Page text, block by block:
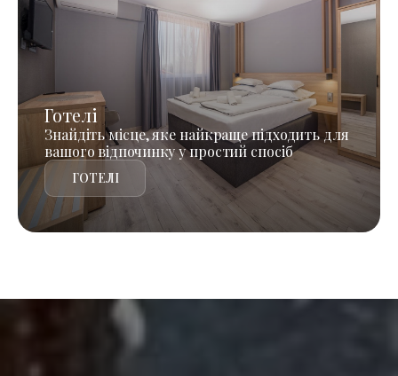
Готелі
Знайдіть місце, яке найкраще підходить для
вашого відпочинку у простий спосіб
ГОТЕЛІ